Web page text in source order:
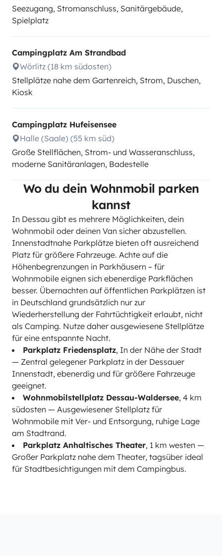
Seezugang, Stromanschluss, Sanitärgebäude,
Spielplatz
Campingplatz Am Strandbad
Wörlitz (18 km südosten)
Stellplätze nahe dem Gartenreich, Strom, Duschen,
Kiosk
Campingplatz Hufeisensee
Halle (Saale) (55 km süd)
Große Stellflächen, Strom- und Wasseranschluss,
moderne Sanitäranlagen, Badestelle
Wo du dein Wohnmobil parken
kannst
In Dessau gibt es mehrere Möglichkeiten, dein
Wohnmobil oder deinen Van sicher abzustellen.
Innenstadtnahe Parkplätze bieten oft ausreichend
Platz für größere Fahrzeuge. Achte auf die
Höhenbegrenzungen in Parkhäusern – für
Wohnmobile eignen sich ebenerdige Parkflächen
besser. Übernachten auf öffentlichen Parkplätzen ist
in Deutschland grundsätzlich nur zur
Wiederherstellung der Fahrtüchtigkeit erlaubt, nicht
als Camping. Nutze daher ausgewiesene Stellplätze
für eine entspannte Nacht.
Parkplatz Friedensplatz, In der Nähe der Stadt
— Zentral gelegener Parkplatz in der Dessauer
Innenstadt, ebenerdig und für größere Fahrzeuge
geeignet.
Wohnmobilstellplatz Dessau-Waldersee, 4 km
südosten — Ausgewiesener Stellplatz für
Wohnmobile mit Ver- und Entsorgung, ruhige Lage
am Stadtrand.
Parkplatz Anhaltisches Theater, 1 km westen —
Großer Parkplatz nahe dem Theater, tagsüber ideal
für Stadtbesichtigungen mit dem Campingbus.